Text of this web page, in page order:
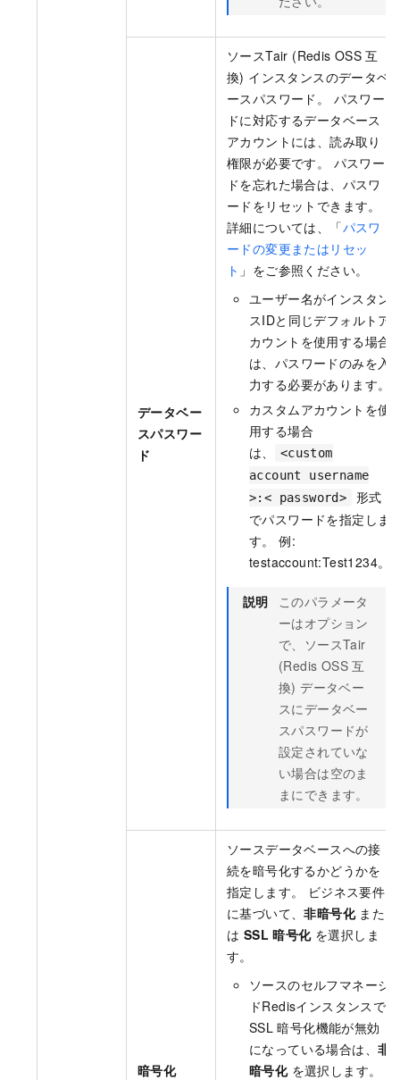
データベー
スパスワー
ド
ソースTair (Redis OSS 互
換) インスタンスのデータベ
ースパスワード。 パスワー
ドに対応するデータベース
アカウントには、読み取り
権限が必要です。 パスワー
ドを忘れた場合は、パスワ
ードをリセットできます。
詳細については、「パスワ
ードの変更またはリセッ
ト 」をご参照ください。
ユーザー名がインスタン
スIDと同じデフォルトア
カウントを使用する場合
は、パスワードのみを入
力する必要があります。
カスタムアカウントを使
用する場合
は、
<custom
account username
>:< password>
形式
でパスワードを指定しま
す。 例:
testaccount:Test1234。
説明
このパラメータ
ーはオプション
で、ソースTair
(Redis OSS 互
換) データベー
スにデータベー
スパスワードが
設定されていな
い場合は空のま
まにできます。
暗号化
ソースデータベースへの接
続を暗号化するかどうかを
指定します。 ビジネス要件
に基づいて、非暗号化また
は SSL 暗号化を選択しま
す。
ソースのセルフマネージ
ドRedisインスタンスで
SSL 暗号化機能が無効
になっている場合は、 非
暗号化を選択します。